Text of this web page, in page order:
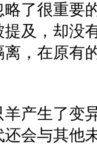
了很重要
提及，却
，在原有
羊产生了变
会与其他